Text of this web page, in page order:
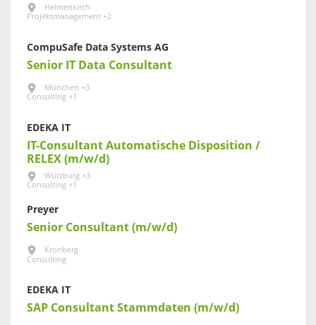
Heimenkirch
Projektmanagement +2
CompuSafe Data Systems AG
Senior IT Data Consultant
München +3
Consulting +1
EDEKA IT
IT-​​Consultant Automatische Disposition​ /
RELEX (m/w/d)
Würzburg +3
Consulting +1
Preyer
Senior Consultant (m/w/d)
Kronberg
Consulting
EDEKA IT
SAP Consultant Stammdaten (m/w/d)